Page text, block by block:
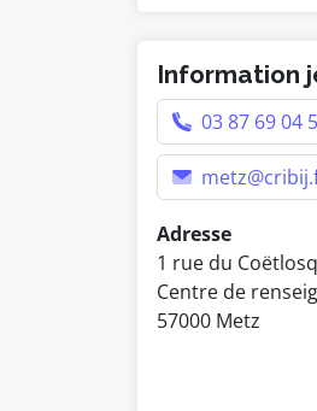
Information
03 87 69 04
Adresse
1 rue du
Centre de
57000 Metz